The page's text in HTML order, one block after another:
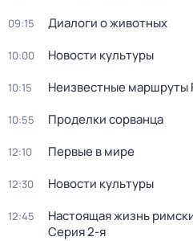
09:15 Диалоги о животных
10:00 Новости культуры
10:15 Неизвестные маршруты
10:55 Проделки сорванца
12:10 Первые в мире
12:30 Новости культуры
12:45 Настоящая жизнь
Серия 2-я